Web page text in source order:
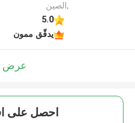
,الصين
5.0
يدقّق ممون
عرض
احصل على